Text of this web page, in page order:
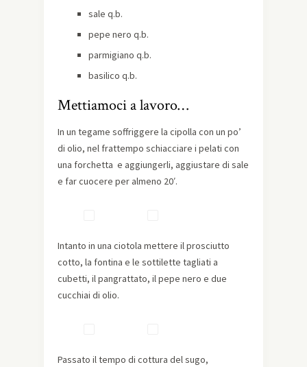
sale q.b.
pepe nero q.b.
parmigiano q.b.
basilico q.b.
Mettiamoci a lavoro…
In un tegame soffriggere la cipolla con un po’
di olio, nel frattempo schiacciare i pelati con
una forchetta e aggiungerli, aggiustare di sale
e far cuocere per almeno 20′.
Intanto in una ciotola mettere il prosciutto
cotto, la fontina e le sottilette tagliati a
cubetti, il pangrattato, il pepe nero e due
cucchiai di olio.
Passato il tempo di cottura del sugo,